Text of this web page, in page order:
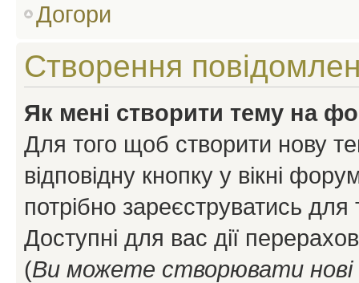
Догори
Створення
Як мені створити тему на
Для того щоб створити нову
відповідну кнопку у вікні
потрібно зареєструватись
Доступні для вас дії
(Ви можете створювати